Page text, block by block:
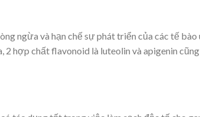
ngừa và hạn chế sự phát triển của các tế bào
2 hợp chất flavonoid là luteolin và apigenin